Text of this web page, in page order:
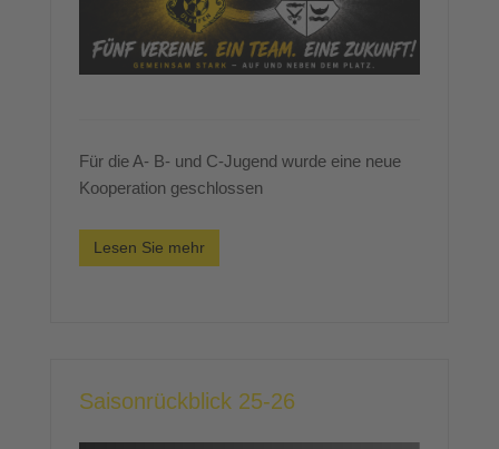
Für die A- B- und C-Jugend wurde eine neue
Kooperation geschlossen
Lesen Sie mehr
Saisonrückblick 25-26